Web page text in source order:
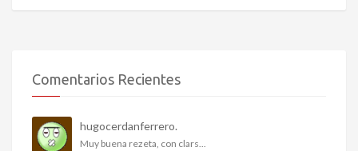
Comentarios Recientes
hugocerdanferrero.
Muy buena rezeta, con clars...